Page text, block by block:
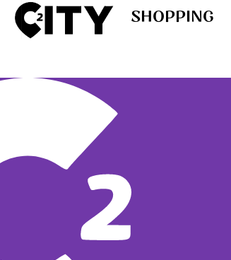
SHOPPING